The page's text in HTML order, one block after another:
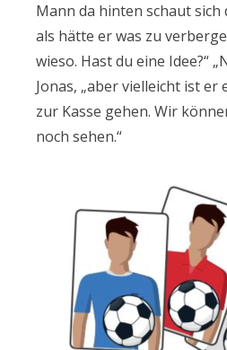
Mann da hinten schaut sich
als hätte er was zu
wieso. Hast du eine Idee?“
Jonas, „aber vielleicht ist er
zur Kasse gehen. Wir
noch sehen.“